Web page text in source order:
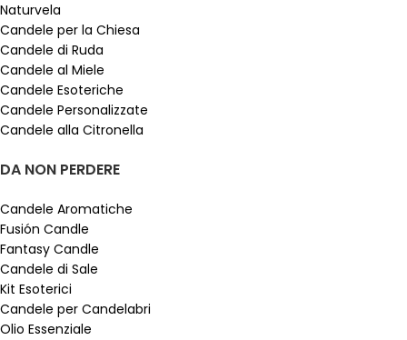
Naturvela
Candele per la Chiesa
Candele di Ruda
Candele al Miele
Candele Esoteriche
Candele Personalizzate
Candele alla Citronella
DA NON PERDERE
Candele Aromatiche
Fusión Candle
Fantasy Candle
Candele di Sale
Kit Esoterici
Candele per Candelabri
Olio Essenziale